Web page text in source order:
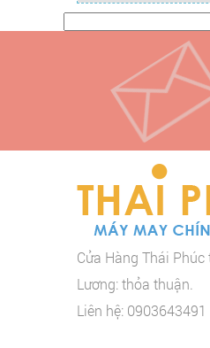
Cửa Hàng Thái
Lương: thỏa thuận.
Liên hệ: 0903643491